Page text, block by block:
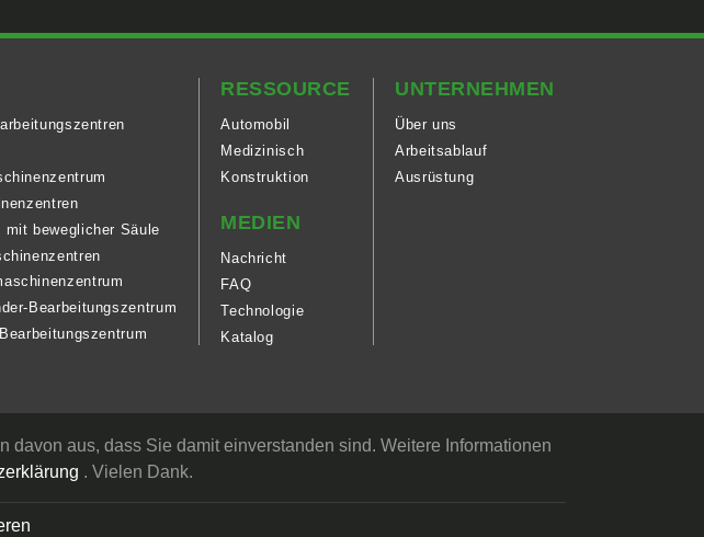
mit beweglicher Säule
Bearbeitungszentrum
RESSOURCE
Automobil
Medizinisch
Konstruktion
MEDIEN
Nachricht
FAQ
Technologie
Katalog
UNTERNEHMEN
Über uns
Arbeitsablauf
Ausrüstung
aus, dass Sie damit einverstanden sind. Weitere Informationen
. Vielen Dank.